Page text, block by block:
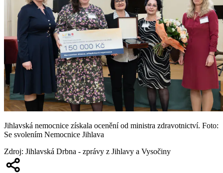
Jihlavská nemocnice získala ocenění od ministra zdravotnictví. Foto:
Se svolením Nemocnice Jihlava
Zdroj: Jihlavská Drbna - zprávy z Jihlavy a Vysočiny